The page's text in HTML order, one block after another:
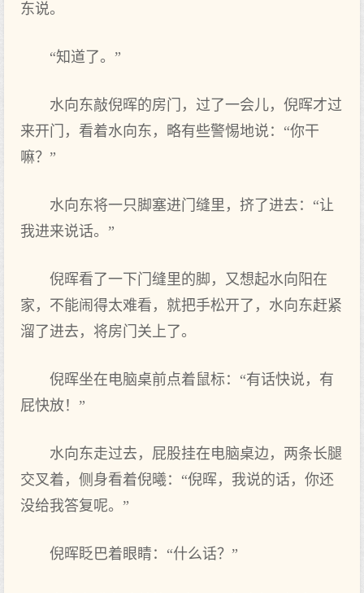
东说。
“知道了。”
水向东敲倪晖的房门，过了一会儿，倪晖才过
来开门，看着水向东，略有些警惕地说：“你干
嘛？”
水向东将一只脚塞进门缝里，挤了进去：“让
我进来说话。”
倪晖看了一下门缝里的脚，又想起水向阳在
家，不能闹得太难看，就把手松开了，水向东赶紧
溜了进去，将房门关上了。
倪晖坐在电脑桌前点着鼠标：“有话快说，有
屁快放！”
水向东走过去，屁股挂在电脑桌边，两条长腿
交叉着，侧身看着倪曦：“倪晖，我说的话，你还
没给我答复呢。”
倪晖眨巴着眼睛：“什么话？”